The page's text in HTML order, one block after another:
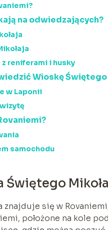
na odwiedzających?
reniferami i husky
Wioskę Świętego
w Laponii
samochodu
Świętego
znajduje się w
położone na kole